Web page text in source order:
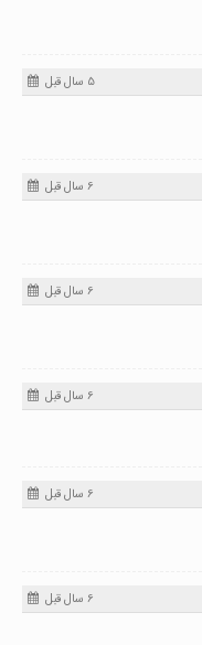
5 سال قبل
6 سال قبل
6 سال قبل
6 سال قبل
6 سال قبل
6 سال قبل